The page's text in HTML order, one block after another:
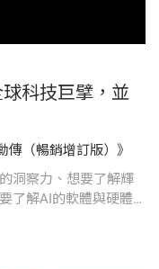
科技巨擘，並
傳（暢銷增訂版）》
洞察力、想要了解輝
了解AI的軟體與硬體
書滿載最完整的資訊